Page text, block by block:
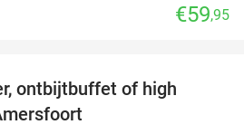
€59,95
ontbijtbuffet of high